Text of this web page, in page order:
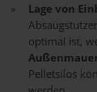
Lage von
optimal ist,
Pelletsilos